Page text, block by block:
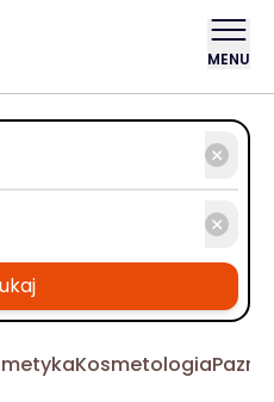
MENU
Kosmetologia